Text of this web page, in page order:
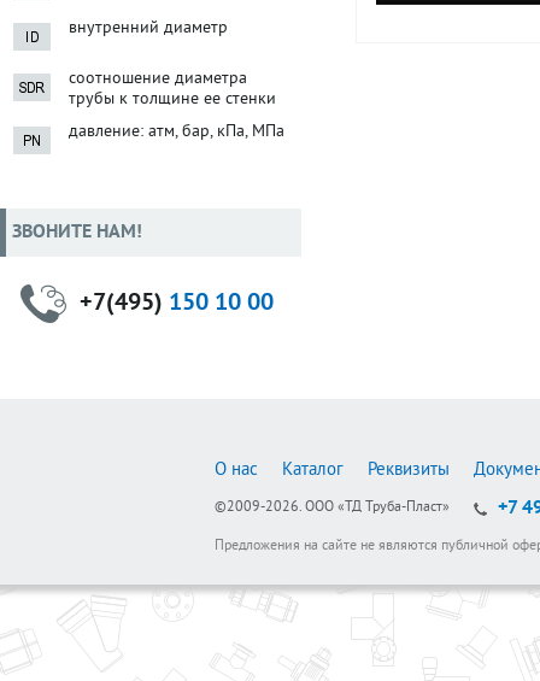
внутренний диаметр
соотношение диаметра
трубы к толщине ее стенки
давление: атм, бар, кПа, МПа
ЗВОНИТЕ НАМ!
+7(495) 150 10 00
О нас Каталог Реквизиты
©2009-2026. ООО «ТД Труба-Пласт» +7
Предложения на сайте не являются публичной